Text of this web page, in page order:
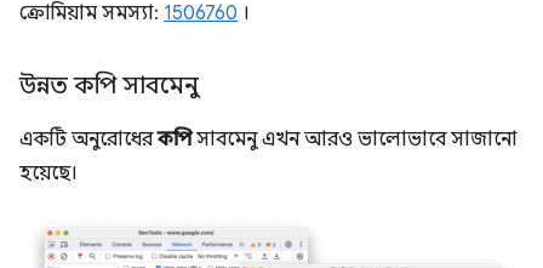
ক্রোমিয়াম সমস্যা: 1506760 ।
উন্নত কপি সাবমেনু
একটি অনুরোধেরকপিসাবমেনু এখন আরও ভালোভাবে সাজানো
হয়েছে।